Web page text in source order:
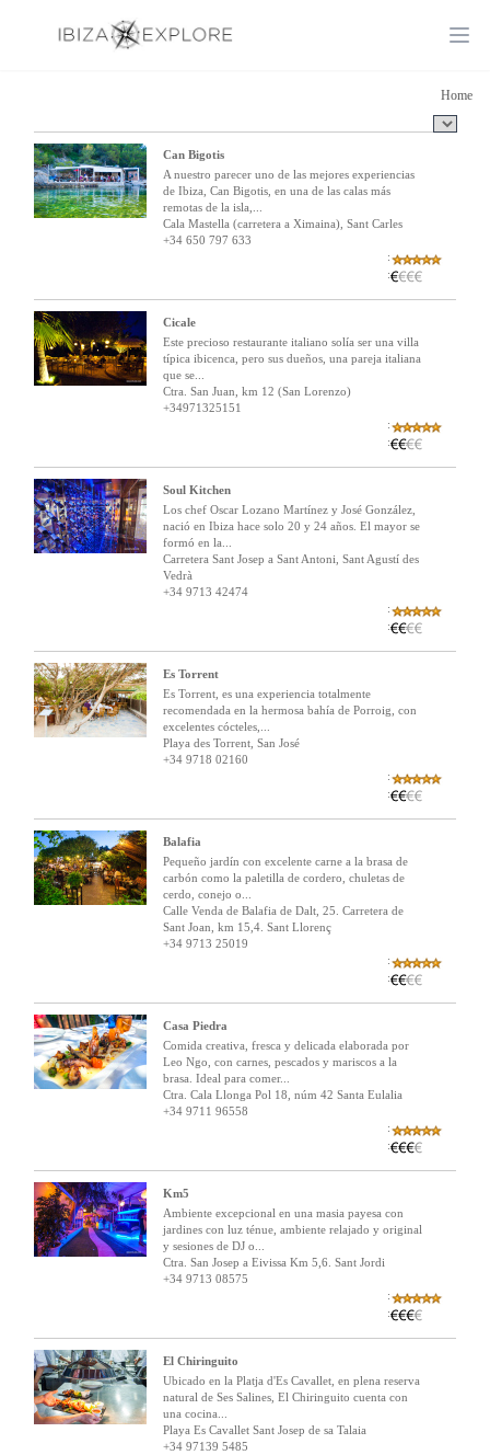
Home
Can Bigotis
A nuestro parecer uno de las mejores experiencias
de Ibiza, Can Bigotis, en una de las calas más
remotas de la isla,...
Cala Mastella (carretera a Ximaina), Sant Carles
+34 650 797 633
:
:
Cicale
Este precioso restaurante italiano solía ser una villa
típica ibicenca, pero sus dueños, una pareja italiana
que se...
Ctra. San Juan, km 12 (San Lorenzo)
+34971325151
:
:
Soul Kitchen
Los chef Oscar Lozano Martínez y José González,
nació en Ibiza hace solo 20 y 24 años. El mayor se
formó en la...
Carretera Sant Josep a Sant Antoni, Sant Agustí des
Vedrà
+34 9713 42474
:
:
Es Torrent
Es Torrent, es una experiencia totalmente
recomendada en la hermosa bahía de Porroig, con
excelentes cócteles,...
Playa des Torrent, San José
+34 9718 02160
:
:
Balafia
Pequeño jardín con excelente carne a la brasa de
carbón como la paletilla de cordero, chuletas de
cerdo, conejo o...
Calle Venda de Balafia de Dalt, 25. Carretera de
Sant Joan, km 15,4. Sant Llorenç
+34 9713 25019
:
:
Casa Piedra
Comida creativa, fresca y delicada elaborada por
Leo Ngo, con carnes, pescados y mariscos a la
brasa. Ideal para comer...
Ctra. Cala Llonga Pol 18, núm 42 Santa Eulalia
+34 9711 96558
:
:
Km5
Ambiente excepcional en una masia payesa con
jardines con luz ténue, ambiente relajado y original
y sesiones de DJ o...
Ctra. San Josep a Eivissa Km 5,6. Sant Jordi
+34 9713 08575
:
:
El Chiringuito
Ubicado en la Platja d'Es Cavallet, en plena reserva
natural de Ses Salines, El Chiringuito cuenta con
una cocina...
Playa Es Cavallet Sant Josep de sa Talaia
+34 97139 5485